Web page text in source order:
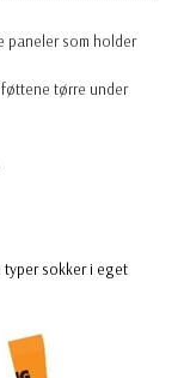
paneler som holder
tørre under
sokker i eget